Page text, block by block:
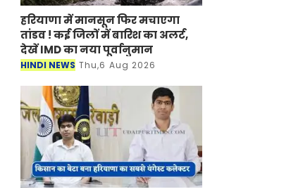
हरियाणा में मानसून फिर मचाएगा
तांडव ! कई जिलों में बारिश का अलर्ट,
देखें IMD का नया पूर्वानुमान
HINDI NEWS Thu,6 Aug 2026